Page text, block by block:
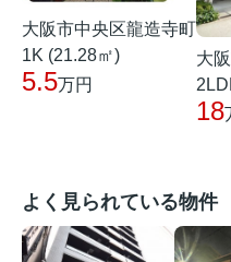
大阪市中央区龍造寺町
1K (21.28㎡)
5.5万円
大
18
よく見られている物件